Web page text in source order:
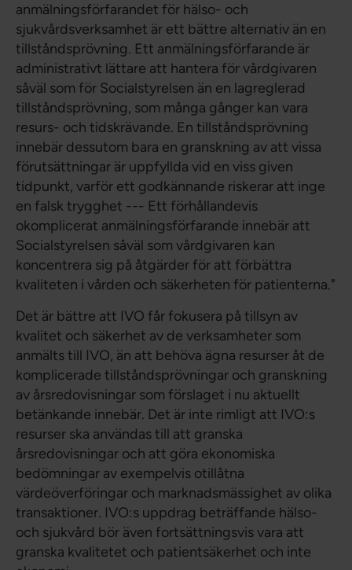
anmälningsförfarandet för hälso- och
sjukvårdsverksamhet är ett bättre alternativ än en
tillståndsprövning. Ett anmälningsförfarande är
administrativt lättare att hantera för vårdgivaren
såväl som för Socialstyrelsen än en lagreglerad
tillståndsprövning, som många gånger kan vara
resurs- och tidskrävande. En tillståndsprövning
innebär dessutom bara en granskning av att vissa
förutsättningar är uppfyllda vid en viss given
tidpunkt, varför ett godkännande riskerar att inge
en falsk trygghet --- Ett förhållandevis
okomplicerat anmälningsförfarande innebär att
Socialstyrelsen såväl som vårdgivaren kan
koncentrera sig på åtgärder för att förbättra
kvaliteten i vården och säkerheten för patienterna."
Det är bättre att IVO får fokusera på tillsyn av
kvalitet och säkerhet av de verksamheter som
anmälts till IVO, än att behöva ägna resurser åt de
komplicerade tillståndsprövningar och granskning
av årsredovisningar som förslaget i nu aktuellt
betänkande innebär. Det är inte rimligt att IVO:s
resurser ska användas till att granska
årsredovisningar och att göra ekonomiska
bedömningar av exempelvis otillåtna
värdeöverföringar och marknadsmässighet av olika
transaktioner. IVO:s uppdrag beträffande hälso-
och sjukvård bör även fortsättningsvis vara att
granska kvalitetet och patientsäkerhet och inte